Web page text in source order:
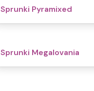
Sprunki Pyramixed
Sprunki Megalovania